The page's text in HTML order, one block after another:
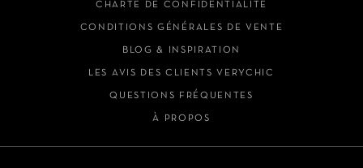
CHARTE DE CONFIDENTIALITÉ
CONDITIONS GÉNÉRALES DE VENTE
BLOG & INSPIRATION
LES AVIS DES CLIENTS VERYCHIC
QUESTIONS FRÉQUENTES
À PROPOS